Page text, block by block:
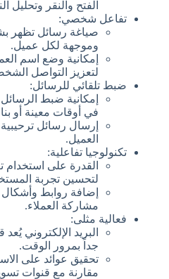
الفتح والنقر وتحليل
تفاعل شخصي:
صياغة رسائل
وموجهة لكل عميل.
إمكانية وضع اسم
لتعزيز التواصل
ضبط تلقائي للرسائل:
إمكانية ضبط الرسائل
في أوقات معينة أو
إرسال رسائل
العميل.
تكنولوجيا تفاعلية:
القدرة على استخدام
لتحسين تجربة
إضافة روابط وأشكال
مشاركة العملاء.
فعالية مثلى:
البريد الإلكتروني
جداً بمرور الوقت.
تحقيق عوائد على
مقارنة مع قنوات